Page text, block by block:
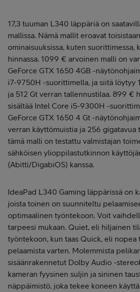
17,3 tuuman L340 läppäriä on
mallissa. Nämä mallit eroavat
ominaisuuksissa, kuten suorittimessa,
hinnassa. 1099 € arvoinen malli on
GeForce GTX 1650 4GB -
i7-9750H -suorittimella, ja siitä löytyy
ja 512 Gt verran tallennustilaa. 899 €
sisältää Intel Core i5-9300H -
GeForce GTX 1650 4 Gt -
verran käyttömuistia ja 256 gigatavua
tämä malli on testattu valmistajan
sähköisen ylioppilastutkinnon
(Abitti/DigabiOS) kanssa.
IdeaPad L340 Gaming läppärissä on
joista toinen on suunniteltu
optimaalinen työntekoon. Voit
tarpeesi mukaan. Quiet, eli hiljainen
työntekoon, kun taas Quick, eli nopea
pelaamista varten. Molemmista
sisäänrakennetut Dolby Audio -
kameran fyysinen suljin ja sininen
näppäimistö, joka tekee koneen